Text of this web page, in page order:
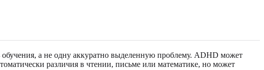
а не одну аккуратно выделенную проблему. ADHD может
различия в чтении, письме или математике, но может